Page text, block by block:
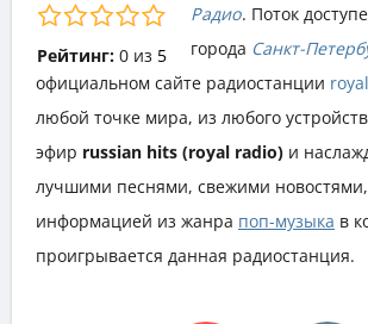
Рейтинг: 0из 5
Радио. Поток
города Санкт-
официальном сайте радиостанции
любой точке мира, из любого
эфир russian hits (royal radio) и
лучшими песнями, свежими
информацией из жанра поп-музыка в
проигрывается данная радиостанция.